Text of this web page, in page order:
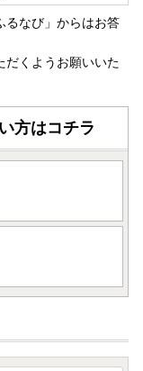
るなび」からはお答
だくようお願いいた
方はコチラ